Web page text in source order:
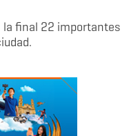
la final 22 importantes